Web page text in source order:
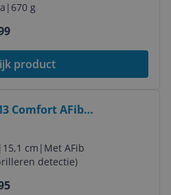
| 670 g
product
Comfort AFib
| 22-42cm Manchet
| 15,1 cm | Met AFib
detectie)